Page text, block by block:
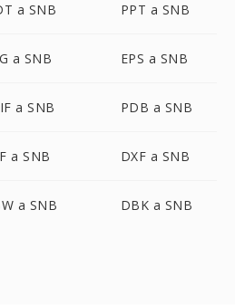
a SNB PPT a SNB
a SNB EPS a SNB
a SNB PDB a SNB
a SNB DXF a SNB
a SNB DBK a SNB